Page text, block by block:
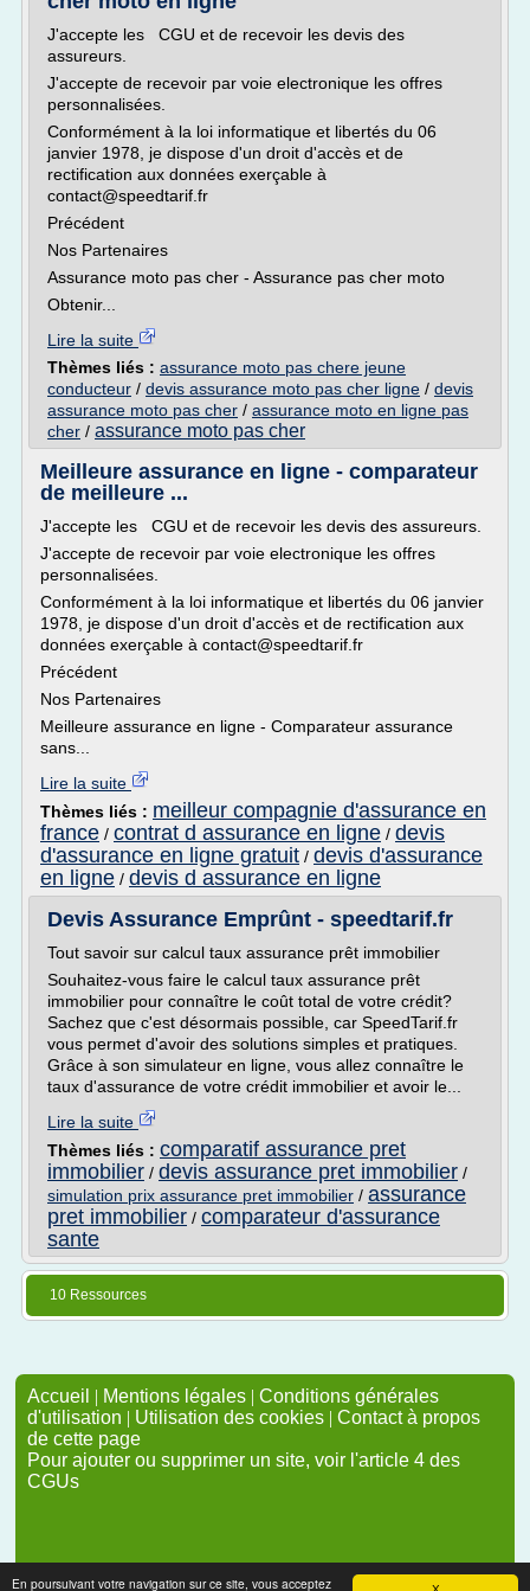
En poursuivant votre navigation sur ce site, vous acceptez
J'accepte les CGU et de recevoir les devis des
assureurs.
J'accepte de recevoir par voie electronique les offres
personnalisées.
Conformément à la loi informatique et libertés du 06
janvier 1978, je dispose d'un droit d'accès et de
rectification aux données exerçable à
contact@speedtarif.fr
Précédent
Nos Partenaires
Assurance moto pas cher - Assurance pas cher moto
Obtenir...
Lire la suite
Thèmes liés : assurance moto pas chere jeune
conducteur / devis assurance moto pas cher ligne / devis
assurance moto pas cher / assurance moto en ligne pas
cher / assurance moto pas cher
Meilleure assurance en ligne - comparateur
de meilleure ...
J'accepte les CGU et de recevoir les devis des assureurs.
J'accepte de recevoir par voie electronique les offres
personnalisées.
Conformément à la loi informatique et libertés du 06 janvier
1978, je dispose d'un droit d'accès et de rectification aux
données exerçable à contact@speedtarif.fr
Précédent
Nos Partenaires
Meilleure assurance en ligne - Comparateur assurance
sans...
Lire la suite
Thèmes liés : meilleur compagnie d'assurance en
france / contrat d assurance en ligne / devis
d'assurance en ligne gratuit / devis d'assurance
en ligne / devis d assurance en ligne
Devis Assurance Emprûnt - speedtarif.fr
Tout savoir sur calcul taux assurance prêt immobilier
Souhaitez-vous faire le calcul taux assurance prêt
immobilier pour connaître le coût total de votre crédit?
Sachez que c'est désormais possible, car SpeedTarif.fr
vous permet d'avoir des solutions simples et pratiques.
Grâce à son simulateur en ligne, vous allez connaître le
taux d'assurance de votre crédit immobilier et avoir le...
Lire la suite
Thèmes liés : comparatif assurance pret
immobilier / devis assurance pret immobilier /
simulation prix assurance pret immobilier / assurance
pret immobilier / comparateur d'assurance
sante
10 Ressources
Accueil | Mentions légales | Conditions générales
d'utilisation | Utilisation des cookies | Contact à propos
de cette page
Pour ajouter ou supprimer un site, voir l'article 4 des
CGUs